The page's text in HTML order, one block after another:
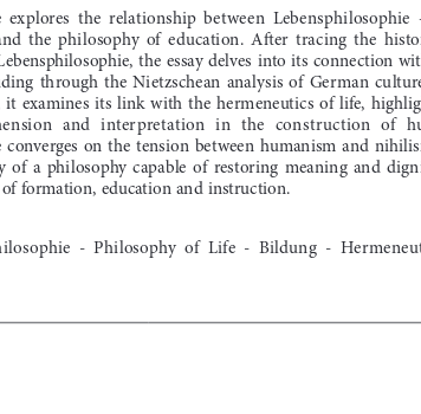
explores  the  relationship  between  Lebensphilosophie
the  philosophy  of  education.  After  tracing  the
the  essay  delves  into  its  connection
through  the  Nietzschean  analysis  of  German
examines  its  link  with  the  hermeneutics  of  life,
and  interpretation  in  the  construction  of
converges  on  the  tension  between  humanism  and
of  a  philosophy  capable  of  restoring  meaning  and
formation, education and instruction.
-  Philosophy  of  Life  -  Bildung  -